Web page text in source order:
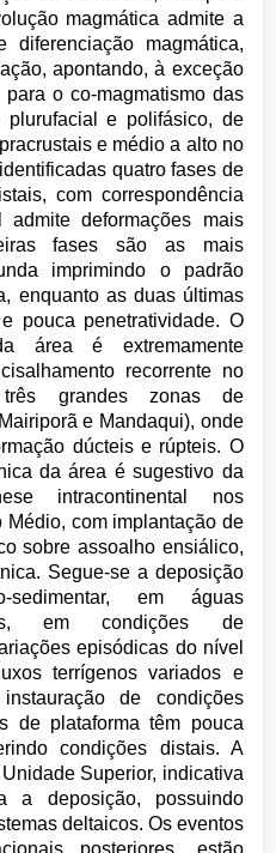
magmática admite a
magmática,
apontando, à exceção
o co-magmatismo das
plurufacial e polifásico, de
e médio a alto no
quatro fases de
com correspondência
deformações mais
fases são as mais
imprimindo o padrão
enquanto as duas últimas
pouca penetratividade. O
área é extremamente
recorrente no
grandes zonas de
e Mandaqui), onde
dúcteis e rúpteis. O
da área é sugestivo da
intracontinental nos
Médio, com implantação de
sobre assoalho ensiálico,
Segue-se a deposição
sedimentar, em águas
em condições de
episódicas do nível
terrígenos variados e
de condições
de plataforma têm pouca
condições distais. A
Superior, indicativa
a deposição, possuindo
deltaicos. Os eventos
posteriores, estão